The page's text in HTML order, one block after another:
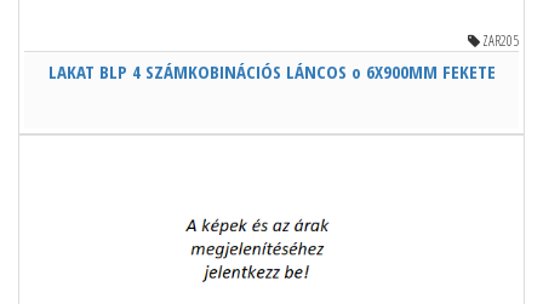
ZAR205
LAKAT BLP 4 SZÁMKOBINÁCIÓS LÁNCOS o 6X900MM FEKETE